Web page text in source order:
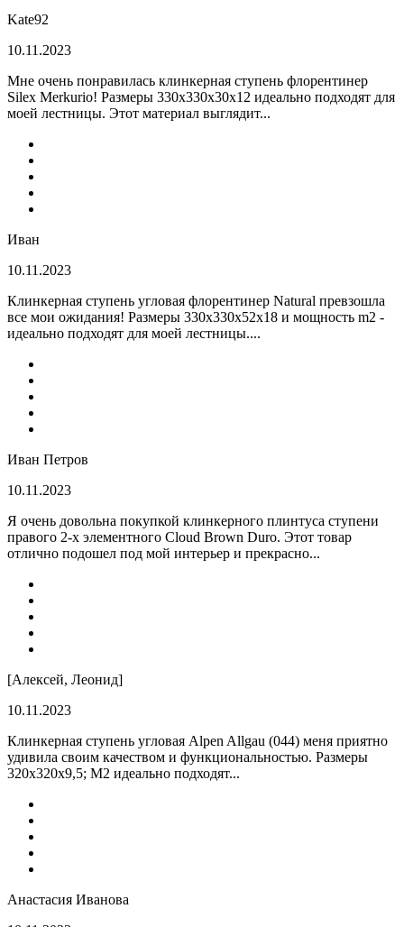
Kate92
10.11.2023
Мне очень понравилась клинкерная ступень флорентинер
Silex Merkurio! Размеры 330х330х30х12 идеально подходят для
моей лестницы. Этот материал выглядит...
Иван
10.11.2023
Клинкерная ступень угловая флорентинер Natural превзошла
все мои ожидания! Размеры 330х330х52х18 и мощность m2 -
идеально подходят для моей лестницы....
Иван Петров
10.11.2023
Я очень довольна покупкой клинкерного плинтуса ступени
правого 2-х элементного Cloud Brown Duro. Этот товар
отлично подошел под мой интерьер и прекрасно...
[Алексей, Леонид]
10.11.2023
Клинкерная ступень угловая Alpen Allgau (044) меня приятно
удивила своим качеством и функциональностью. Размеры
320x320x9,5; M2 идеально подходят...
Анастасия Иванова